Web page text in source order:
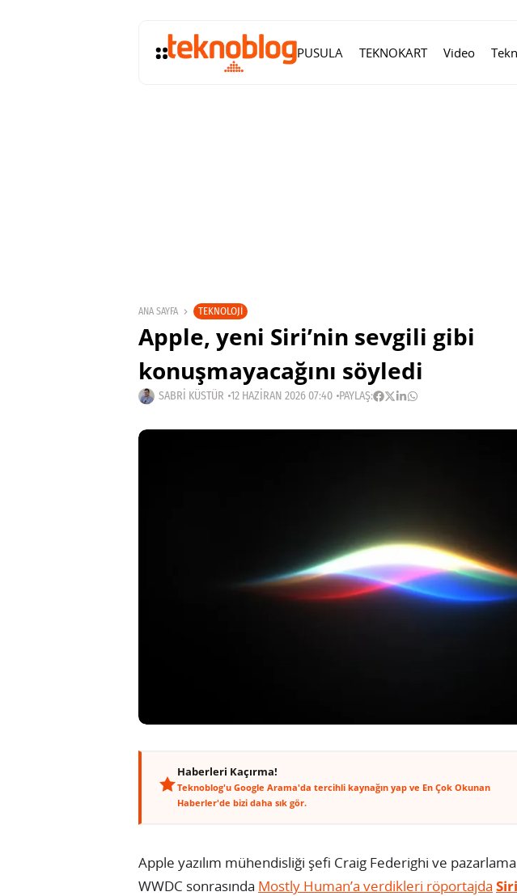
PUSULA TEKNOKART Video
ANA SAYFA TEKNOLOJI
Apple, yeni Siri’nin sevgili gibi
konuşmayacağını söyledi
SABRI KÜSTÜR 12 HAZIRAN 2026 07:40 PAYLAŞ:
Haberleri Kaçırma!
Teknoblog'u Google Arama'da tercihli kaynağın yap ve En Çok Okunan
Haberler'de bizi daha sık gör.
Apple yazılım mühendisliği şefi Craig Federighi ve
WWDC sonrasında Mostly Human’a verdikleri röportajda